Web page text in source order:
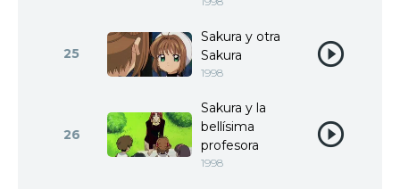
25
Sakura y otra
Sakura
1998
26
Sakura y la
bellísima
profesora
1998